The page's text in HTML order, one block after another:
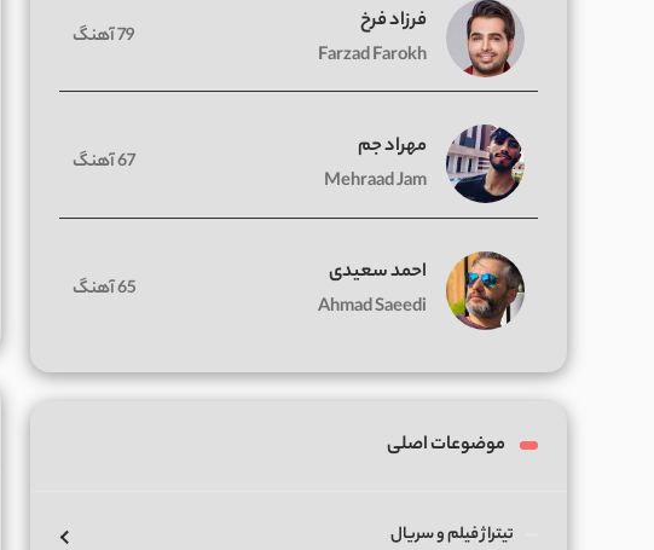
فرزاد فرخ
Farzad Farokh
79 آهنگ
مهراد جم
Mehraad Jam
67 آهنگ
احمد سعیدی
Ahmad Saeedi
65 آهنگ
موضوعات اصلی
تیتراژ فیلم و سریال